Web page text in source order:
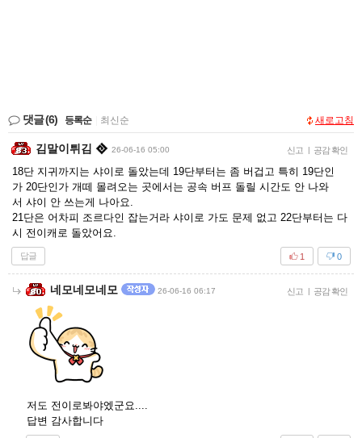
댓글(6) 등록순 최신순 새로고침
김말이튀김 26-06-16 05:00 신고 | 공감 확인
18단 지귀까지는 샤이로 돌았는데 19단부터는 좀 버겁고 특히 19단인
가 20단인가 개떼 몰려오는 곳에서는 공속 버프 돌릴 시간도 안 나와
서 샤이 안 쓰는게 나아요.
21단은 어차피 조르다인 잡는거라 샤이로 가도 문제 없고 22단부터는 다
시 전이캐로 돌았어요.
답글 0
1
네모네모네모 26-06-16 06:17 신고 | 공감 확인
저도 전이로봐야엤군요....
답변 감사합니다